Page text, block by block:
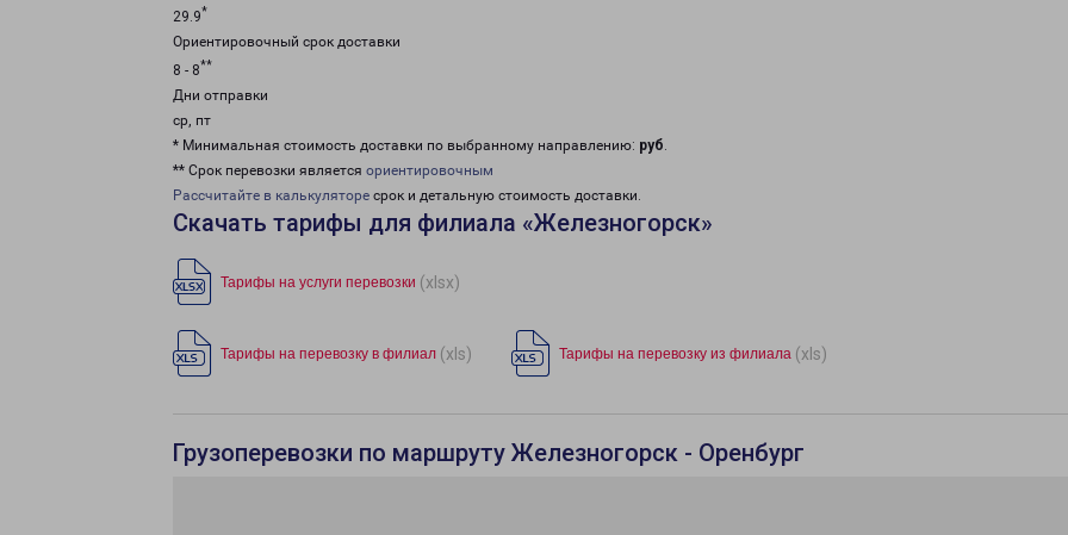
29.9*
Ориентировочный срок доставки
8 - 8**
Дни отправки
ср, пт
* Минимальная стоимость доставки по выбранному направлению: руб.
** Срок перевозки является ориентировочным
Рассчитайте в калькуляторе срок и детальную стоимость доставки.
Скачать тарифы для филиала «Железногорск»
Тарифы на услуги перевозки (xlsx)
Тарифы на перевозку в филиал (xls) Тарифы на перевозку из филиала (xls)
Грузоперевозки по маршруту Железногорск - Оренбург